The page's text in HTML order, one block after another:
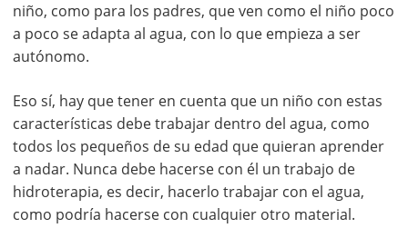
niño, como para los padres, que ven como el niño poco
a poco se adapta al agua, con lo que empieza a ser
autónomo.
Eso sí, hay que tener en cuenta que un niño con estas
características debe trabajar dentro del agua, como
todos los pequeños de su edad que quieran aprender
a nadar. Nunca debe hacerse con él un trabajo de
hidroterapia, es decir, hacerlo trabajar con el agua,
como podría hacerse con cualquier otro material.